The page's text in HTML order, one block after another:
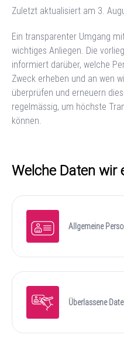
Zuletzt aktualisiert am 3.
Ein transparenter Umgang
wichtiges Anliegen. Die
informiert darüber, welche
Zweck erheben und an wen
überprüfen und erneuern
regelmässig, um höchste
können.
Welche Daten wir
Allgemeine
Überlassene